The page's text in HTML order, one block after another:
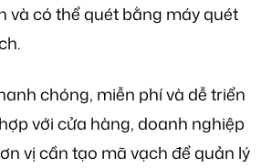
và có thể quét bằng máy quét
chóng, miễn phí và dễ triển
với cửa hàng, doanh nghiệp
vị cần tạo mã vạch để quản lý